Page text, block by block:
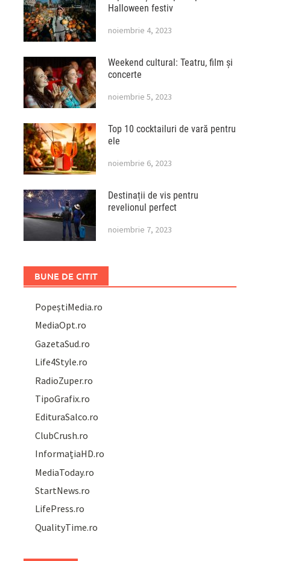
Halloween festiv
noiembrie 4, 2023
Weekend cultural: Teatru, film și
concerte
noiembrie 5, 2023
Top 10 cocktailuri de vară pentru
ele
noiembrie 6, 2023
Destinații de vis pentru
revelionul perfect
noiembrie 7, 2023
BUNE DE CITIT
PopeștiMedia.ro
MediaOpt.ro
GazetaSud.ro
Life4Style.ro
RadioZuper.ro
TipoGrafix.ro
EdituraSalco.ro
ClubCrush.ro
InformațiaHD.ro
MediaToday.ro
StartNews.ro
LifePress.ro
QualityTime.ro